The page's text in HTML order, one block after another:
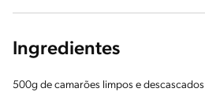
Ingredientes
500g de camarões limpos e descascados